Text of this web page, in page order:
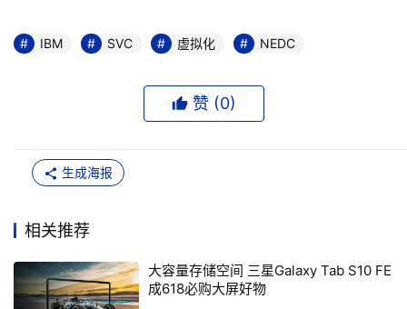
施、故障的排除，大到帮助客户实现整个存储架构的转型、
专业的服务，帮助客户来在每一次转型以及每一次技术的更
新和换代当中成功，以及体现出它真正我们技术的价值。
IBM专业全球科技服务部和科技系统部从来都是密不可分
技术支持，到现在我们在以客户为导向，以解决方案为导向
为了更好地跟我们的产品部努力结合，也酝酿了IBM的服务
器服务以及存储与数据的专门的两条服务产品线，这两条服
IBM SVC 虚拟化 NEDC
赞 (0)
生成海报
相关推荐
大容量存储空间 三星Galaxy Tab S10 FE
成618必购大屏好物